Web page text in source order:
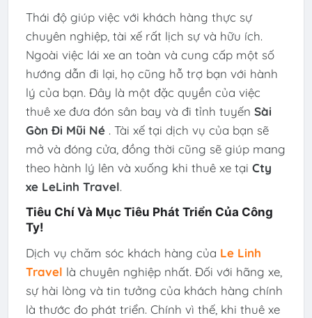
Thái độ giúp việc với khách hàng thực sự
chuyên nghiệp, tài xế rất lịch sự và hữu ích.
Ngoài việc lái xe an toàn và cung cấp một số
hướng dẫn đi lại, họ cũng hỗ trợ bạn với hành
lý của bạn. Đây là một đặc quyền của việc
thuê xe đưa đón sân bay và đi tỉnh tuyến Sài
Gòn Đi Mũi Né. Tài xế tại dịch vụ của bạn sẽ
mở và đóng cửa, đồng thời cũng sẽ giúp mang
theo hành lý lên và xuống khi thuê xe tại Cty
xe LeLinh Travel.
Tiêu Chí Và Mục Tiêu Phát Triển Của Công
Ty!
Dịch vụ chăm sóc khách hàng của Le Linh
Travel là chuyên nghiệp nhất. Đối với hãng xe,
sự hài lòng và tin tưởng của khách hàng chính
là thước đo phát triển. Chính vì thế, khi thuê xe